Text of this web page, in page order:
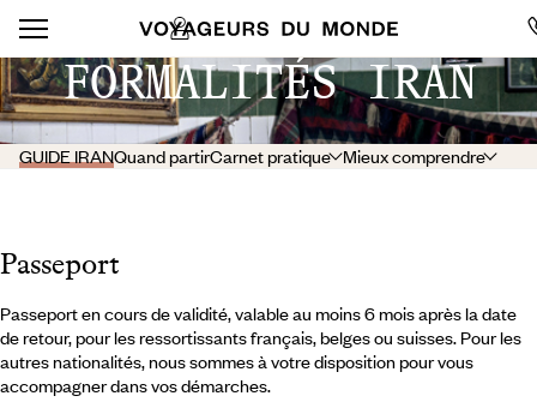
FORMALITÉS IRAN
GUIDE IRANQuand partirCarnet pratique Mieux comprendre
Passeport
Passeport en cours de validité, valable au moins 6 mois après la date
de retour, pour les ressortissants français, belges ou suisses. Pour les
autres nationalités, nous sommes à votre disposition pour vous
accompagner dans vos démarches.